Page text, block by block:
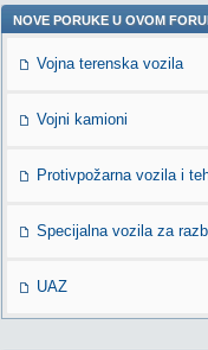
NOVE PORUKE U OVOM
Vojna terenska vozila
Vojni kamioni
Protivpožarna vozila i
Specijalna vozila za
UAZ